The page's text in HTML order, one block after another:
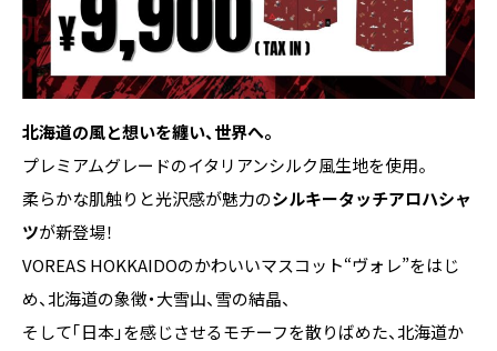
北海道の風と想いを纏い、世界へ――。
プレミアムグレードのイタリアンシルク風生地を使用。
柔らかな肌触りと光沢感が魅力のシルキータッチアロハシャ
ツが新登場！
VOREAS HOKKAIDOのかわいいマスコット“ヴォレ”をはじ
め、北海道の象徴・大雪山、雪の結晶、
そして「日本」を感じさせるモチーフを散りばめた、北海道か